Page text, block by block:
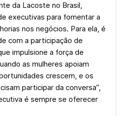
da Lacoste no Brasil,
executivas para fomentar a
nos negócios. Para ela, é
com a participação de
impulsione a força de
as mulheres apoiam
crescem, e os
participar da conversa”,
é sempre se oferecer